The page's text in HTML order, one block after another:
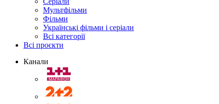
Мультфільми
Фільми
Українські фільми і серіали
Всі категорії
Всі проєкти
Канали